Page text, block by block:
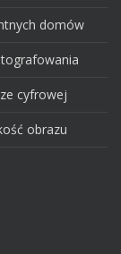
domów
cyfrowej
obrazu